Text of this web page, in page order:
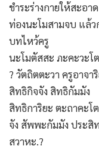
ชำระร่างกายให้สะอ
ท่องนะโมสามจบ แล้
บทไหว้ครู
นะโมตัสสะ ภะคะวะ
? วัตถิตตะวา ครูอาจ
สิทธิกิจจัง สิทธิกัมมัง
สิทธิการิยะ ตะถาคะโ
จัง สัพพะกัมมัง ประสิ
สวาหะ.?